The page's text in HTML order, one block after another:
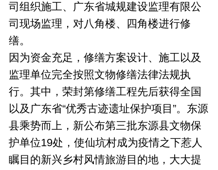
司组织施工、广东省城规建设监理有限公
司现场监理，对八角楼、四角楼进行修
缮。
因为资金充足，修缮方案设计、施工以及
监理单位完全按照文物修缮法律法规执
行。其中，荣封第修缮工程先后获得全国
以及广东省“优秀古迹遗址保护项目”。东源
县乘势而上，新公布第三批东源县文物保
护单位19处，使仙坑村成为疫情之下惹人
瞩目的新兴乡村风情旅游目的地，大大提